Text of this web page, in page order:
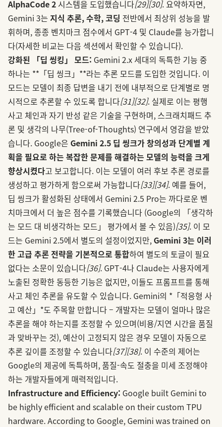
AlphaCode 2 시스템을 도입했습니다[29][30]. 요약하자면,
Gemini 3는 지식 추론, 수학, 코딩 전반에서 최상위 성능을 발
휘하며, 종종 벤치마크 점수에서 GPT-4 및 Claude를 능가합니
다(자세한 비교는 다음 섹션에서 확인할 수 있습니다).
강화된 「딥 씽킹」 모드: Gemini 2.x 세대의 독특한 기능 중
하나는 **「딥 씽크」**라는 추론 모드를 도입한 것입니다. 이
모드는 모델이 최종 답변을 내기 전에 내부적으로 단계별로 명
시적으로 추론할 수 있도록 합니다[31][32]. 실제로 이는 평행
사고 체인과 자기 반성 같은 기술을 구현하며, 스크래치패드 추
론 및 생각의 나무(Tree-of-Thoughts) 연구에서 영감을 받았
습니다. Google은 Gemini 2.5 딥 씽크가 창의성과 단계별 계
획을 필요로 하는 복잡한 문제를 해결하는 모델의 능력을 크게
향상시켰다고 보고합니다. 이는 모델이 여러 후보 추론 경로를
생성하고 평가하게 함으로써 가능합니다[33][34]. 예를 들어,
딥 씽크가 활성화된 상태에서 Gemini 2.5 Pro는 까다로운 벤
치마크에서 더 높은 점수를 기록했습니다 (Google의 「생각하
는 모드 대 비생각하는 모드」 평가에서 볼 수 있음)[35]. 이 모
드는 Gemini 2.5에서 별도의 설정이었지만, Gemini 3는 이러
한 고급 추론 전략을 기본적으로 통합하여 별도의 토글이 필요
없다는 소문이 있습니다[36]. GPT-4나 Claude는 사용자에게
노출된 정확한 동등한 기능은 없지만, 이들도 프롬프트를 통해
사고 체인 추론을 유도할 수 있습니다. Gemini의 *「적응형 사
고 예산」*도 주목할 만합니다 – 개발자는 모델이 얼마나 많은
추론을 해야 하는지를 조정할 수 있으며(비용/지연 시간을 품질
과 맞바꾸는 것), 예산이 고정되지 않은 경우 모델이 자동으로
추론 깊이를 조정할 수 있습니다[37][38]. 이 수준의 제어는
Google의 제공에 독특하며, 품질-속도 절충을 미세 조정해야
하는 개발자들에게 매력적입니다.
Infrastructure and Efficiency: Google built Gemini to
be highly efficient and scalable on their custom TPU
hardware. According to Google, Gemini was trained on